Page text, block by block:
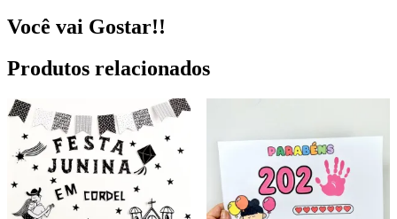
Páscoa!
quantidade
Você vai Gostar!!
Produtos relacionados